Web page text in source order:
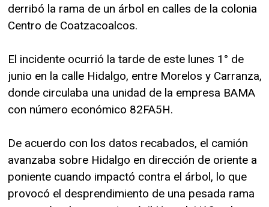
derribó la rama de un árbol en calles de la colonia
Centro de Coatzacoalcos.
El incidente ocurrió la tarde de este lunes 1° de
junio en la calle Hidalgo, entre Morelos y Carranza,
donde circulaba una unidad de la empresa BAMA
con número económico 82FA5H.
De acuerdo con los datos recabados, el camión
avanzaba sobre Hidalgo en dirección de oriente a
poniente cuando impactó contra el árbol, lo que
provocó el desprendimiento de una pesada rama